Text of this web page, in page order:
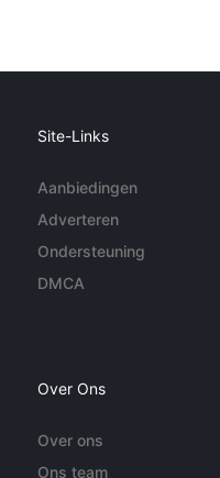
Site-Links
Aanbiedingen
Adverteren
Ondersteuning
DMCA
Over Ons
Over ons
Ons team